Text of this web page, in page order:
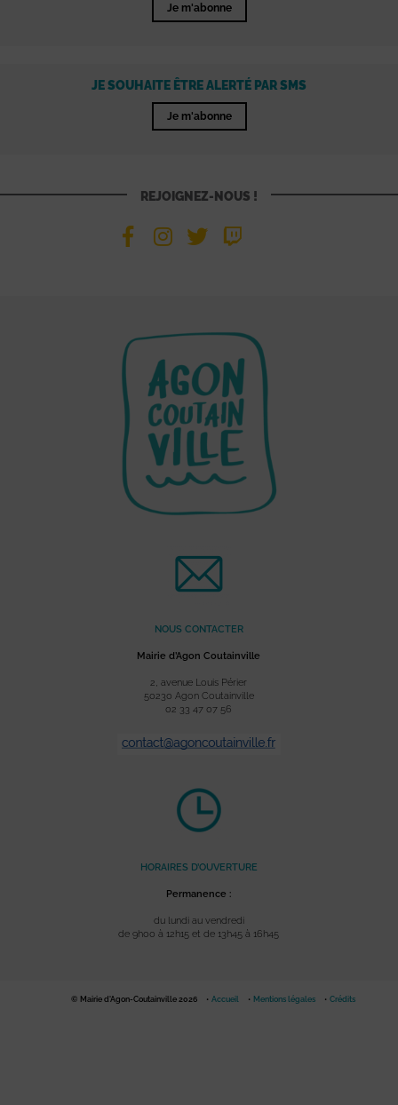
Je m'abonne
JE SOUHAITE ÊTRE ALERTÉ PAR SMS
Je m'abonne
REJOIGNEZ-NOUS !
NOUS CONTACTER
Mairie d’Agon Coutainville
2, avenue Louis Périer
50230 Agon Coutainville
02 33 47 07 56
HORAIRES D’OUVERTURE
Permanence :
du lundi au vendredi
de 9h00 à 12h15 et de 13h45 à 16h45
© Mairie d'Agon-Coutainville 2026 Accueil Mentions légales Crédits